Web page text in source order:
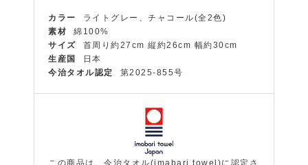
カラー
ライトグレー、チャコール(全2色)
素材
綿100%
サイズ
首周り約27cm 縦約26cm 幅約30cm
生産国
日本
今治タオル認定
第2025-855号
この商品は、今治タオル(imabari towel)に認定さ